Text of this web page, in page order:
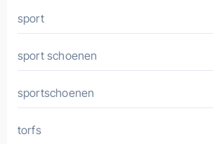
sport
sport schoenen
sportschoenen
torfs